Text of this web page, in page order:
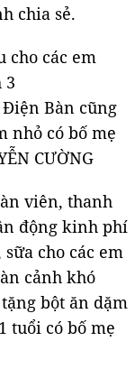
chia sẻ.
Bàn cũng
nhỏ có bố mẹ
CƯỜNG
viên, thanh
động kinh phí
cho các em
cảnh khó
bột ăn dặm
tuổi có bố mẹ